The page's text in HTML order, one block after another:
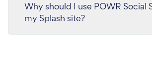
Why should I use POWR Social
my Splash site?